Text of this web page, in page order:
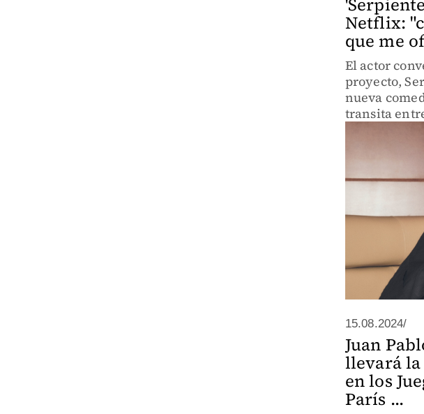
Netflix:
que me
El actor
proyecto,
nueva
transita
social.
15.08.2024/
Juan
llevará
en los
París ...